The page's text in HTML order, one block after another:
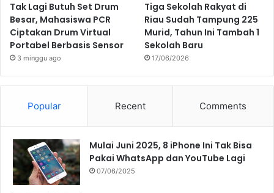
Tak Lagi Butuh Set Drum
Besar, Mahasiswa PCR
Ciptakan Drum Virtual
Portabel Berbasis Sensor
3 minggu ago
Tiga Sekolah Rakyat di
Riau Sudah Tampung 225
Murid, Tahun Ini Tambah 1
Sekolah Baru
17/06/2026
Popular Recent Comments
Mulai Juni 2025, 8 iPhone Ini Tak Bisa
Pakai WhatsApp dan YouTube Lagi
07/06/2025